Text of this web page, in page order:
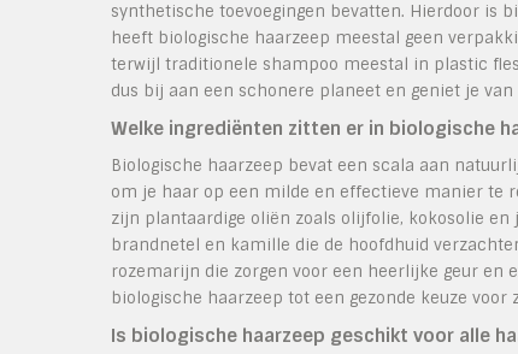
synthetische toevoegingen bevatten. Hierdoor is
heeft biologische haarzeep meestal geen
terwijl traditionele shampoo meestal in plastic
dus bij aan een schonere planeet en geniet je
Welke ingrediënten zitten er in biologische
Biologische haarzeep bevat een scala aan
om je haar op een milde en effectieve manier te
zijn plantaardige oliën zoals olijfolie, kokosolie
brandnetel en kamille die de hoofdhuid
rozemarijn die zorgen voor een heerlijke geur en
biologische haarzeep tot een gezonde keuze voor
Is biologische haarzeep geschikt voor alle